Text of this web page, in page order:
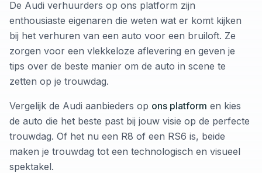
De Audi verhuurders op ons platform zijn
enthousiaste eigenaren die weten wat er komt kijken
bij het verhuren van een auto voor een bruiloft. Ze
zorgen voor een vlekkeloze aflevering en geven je
tips over de beste manier om de auto in scene te
zetten op je trouwdag.
Vergelijk de Audi aanbieders op ons platform en kies
de auto die het beste past bij jouw visie op de perfecte
trouwdag. Of het nu een R8 of een RS6 is, beide
maken je trouwdag tot een technologisch en visueel
spektakel.